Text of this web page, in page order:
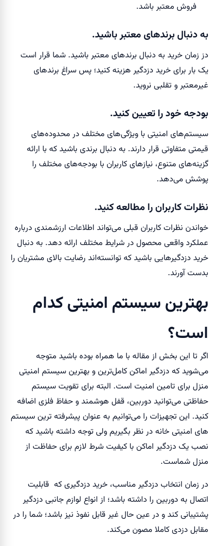
فروش معتبر باشد.
به دنبال برندهای معتبر باشید.
دز زمان خرید به دنبال برندهای معتبر باشید. شما قرار است
یک بار برای خرید دزدگیر هزینه کنید؛ پس سراغ برندهای
غیرمعتبر و تقلبی نروید.
بودجه خود را تعیین کنید.
سیستم‌های امنیتی با ویژگی‌های مختلف در محدوده‌های
قیمتی متفاوتی قرار دارند. به دنبال برندی باشید که با ارائه
گزینه‌های متنوع، نیازهای کاربران با بودجه‌های مختلف را
پوشش می‌دهد.
نظرات کاربران را مطالعه کنید.
خواندن نظرات کاربران قبلی می‌تواند اطلاعات ارزشمندی درباره
عملکرد واقعی محصول در شرایط مختلف ارائه دهد. به دنبال
خرید دزدگیرهایی باشید که توانسته‌اند رضایت بالای مشتریان را
بدست آورند.
بهترین سیستم امنیتی کدام
است؟
اگر تا این بخش از مقاله با ما همراه بوده باشید متوجه
می‌شوید که دزدگیر اماکن کامل‌ترین و بهترین سیستم امنیتی
منزل برای تامین امنیت است. البته برای تقویت سیستم
حفاظتی می‌توانید دوربین، قفل هوشمند و حفاظ فلزی اضافه
کنید. این تجهیزات را می‌توانیم به عنوان پیشرفته ترین سیستم
های امنیتی خانه در نظر بگیریم ولی توجه داشته باشید که
نصب یک دزدگیر اماکن با کیفیت شرط لازم برای حفاظت از
منزل شماست.
در زمان انتخاب دزدگیر مناسب، خرید دزدگیری که قابلیت
اتصال به دوربین را داشته باشد؛ از انواع لوازم جانبی دزدگیر
پشتیبانی کند و در عین حال غیر قابل نفوذ نیز باشد؛ شما را در
مقابل دزدی کاملا مصون می‌کند.